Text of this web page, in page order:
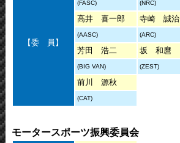
【委 員】
(FASC) (NRC)
高井 喜一郎 寺崎 誠治
(AASC) (ARC)
芳田 浩二 坂 和麿
(BIG VAN) (ZEST)
前川 源秋
(CAT)
モータースポーツ振興委員会